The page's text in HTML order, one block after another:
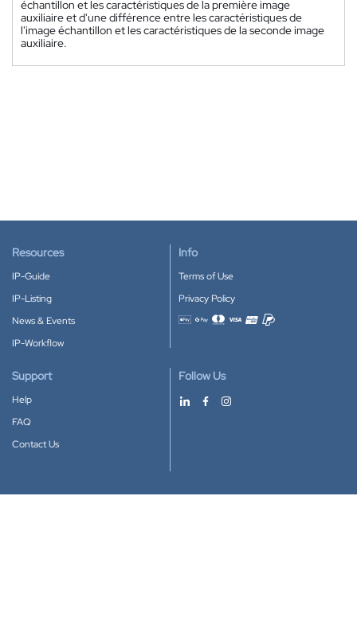
échantillon et les caractéristiques de la première image
auxiliaire et d'une différence entre les caractéristiques de
l'image échantillon et les caractéristiques de la seconde image
auxiliaire.
Resources
IP-Guide
IP-Listing
News & Events
IP-Workflow
Info
Terms of Use
Privacy Policy
Accepted payment methods
Support
Help
FAQ
Contact Us
Follow Us